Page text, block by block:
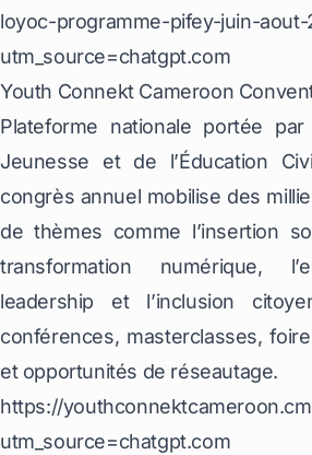
loyoc-programme-pifey-juin-aout-
utm_source=chatgpt.com
Youth Connekt Cameroon
Plateforme nationale portée
Jeunesse et de l’Éducation
congrès annuel mobilise des
de thèmes comme l’insertion
transformation numérique,
leadership et l’inclusion
conférences, masterclasses,
et opportunités de réseautage.
https://
utm_source=chatgpt.com